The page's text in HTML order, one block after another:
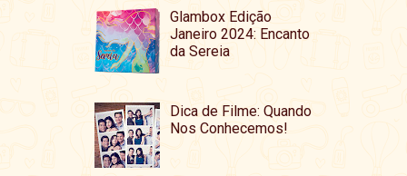
Glambox Edição
Janeiro 2024: Encanto
da Sereia
Dica de Filme: Quando
Nos Conhecemos!